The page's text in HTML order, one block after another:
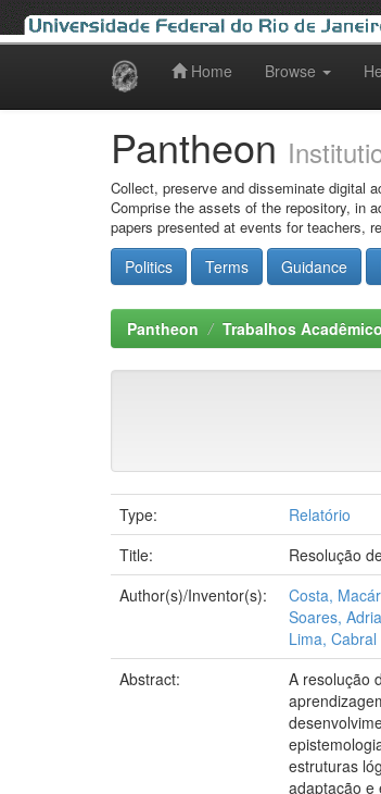
Home Browse
Pantheon
Collect, preserve and disseminate digital
Comprise the assets of the repository, in
papers presented at events for teachers,
Politics Terms Guidance
Pantheon Trabalhos
Type:
Relatório
Title:
Resolução
Author(s)/Inventor(s):
Costa,
Soares,
Lima, Cabral
Abstract:
A resolução
estruturas
adaptação e